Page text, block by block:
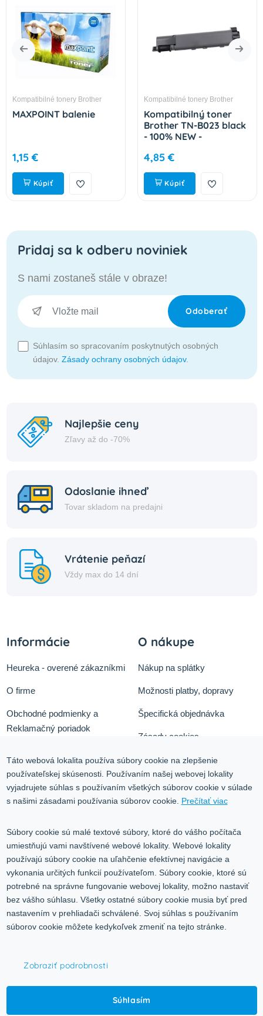
Kompatibilné tonery Brother
MAXPOINT balenie
1,15 €
Kúpiť
Kompatibilné tonery Brother
Kompatibilný toner
Brother TN-B023 black
- 100% NEW -
4,85 €
Kúpiť
Pridaj sa k odberu noviniek
S nami zostaneš stále v obraze!
Odoberať
Súhlasím so spracovaním poskytnutých osobných
údajov. Zásady ochrany osobných údajov.
Najlepšie ceny
Zľavy až do -70%
Odoslanie ihneď
Tovar skladom na predajni
Vrátenie peňazí
Vždy max do 14 dní
Informácie
Heureka - overené zákazníkmi
O firme
Obchodné podmienky a
Reklamačný poriadok
Služby
Kontakt
O nákupe
Nákup na splátky
Možnosti platby, dopravy
Špecifická objednávka
Zásady cookies
Ochrana osobných údajov
Blog
Kontakt
Volgogradská 9, 08001 Prešov
0917 353 303
predajna@inco-ag.sk
© 2015-2026,INCO - AG, s.r.o.
Upraviť nastavenia Cookies
Táto webová lokalita používa súbory cookie na zlepšenie
používateľskej skúsenosti. Používaním našej webovej lokality
vyjadrujete súhlas s používaním všetkých súborov cookie v súlade
s našimi zásadami používania súborov cookie. Prečítať viac
Súbory cookie sú malé textové súbory, ktoré do vášho počítača
umiestňujú vami navštívené webové lokality. Webové lokality
používajú súbory cookie na uľahčenie efektívnej navigácie a
vykonania určitých funkcií používateľom. Súbory cookie, ktoré sú
potrebné na správne fungovanie webovej lokality, možno nastaviť
bez vášho súhlasu. Všetky ostatné súbory cookie musia byť pred
nastavením v prehliadači schválené. Svoj súhlas s používaním
súborov cookie môžete kedykoľvek zmeniť na tejto stránke.
Zobraziť podrobnosti
Súhlasím